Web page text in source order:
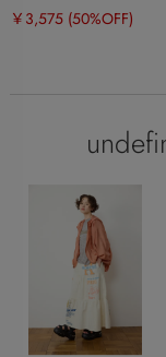
￥3,575 (50%OFF)